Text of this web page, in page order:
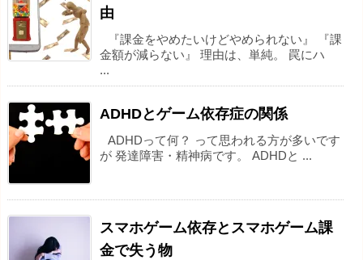
由
『課金をやめたいけどやめられない』 『課
金額が減らない』 理由は、単純。 罠にハ
...
ADHDとゲーム依存症の関係
ADHDって何？ って思われる方が多いです
が 発達障害・精神病です。 ADHDと ...
スマホゲーム依存とスマホゲーム課
金で失う物